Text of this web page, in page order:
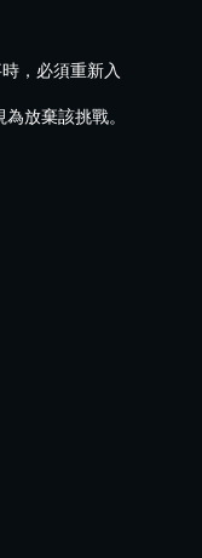
，必須重新入
放棄該挑戰。